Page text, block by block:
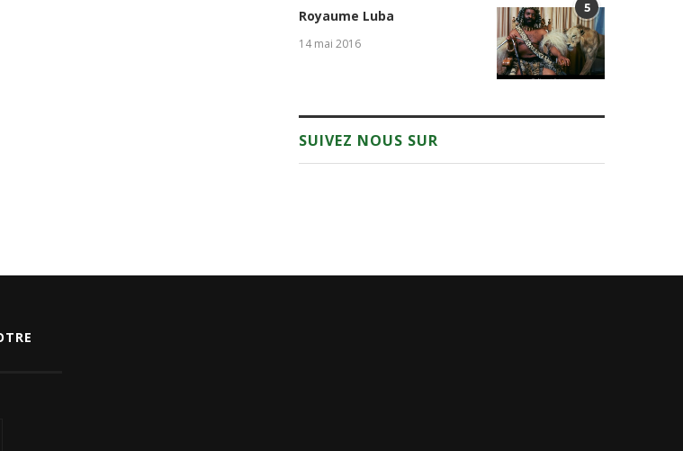
5
Royaume Luba
14 mai 2016
SUIVEZ NOUS SUR